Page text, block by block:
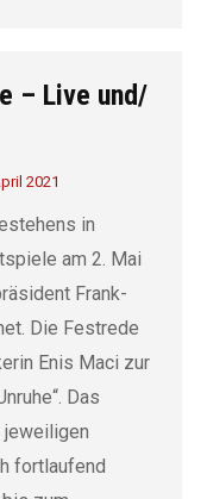
– Live und/
2021
in
am 2. Mai
Frank-
Die Festrede
Enis Maci zur
Das
jeweiligen
fortlaufend